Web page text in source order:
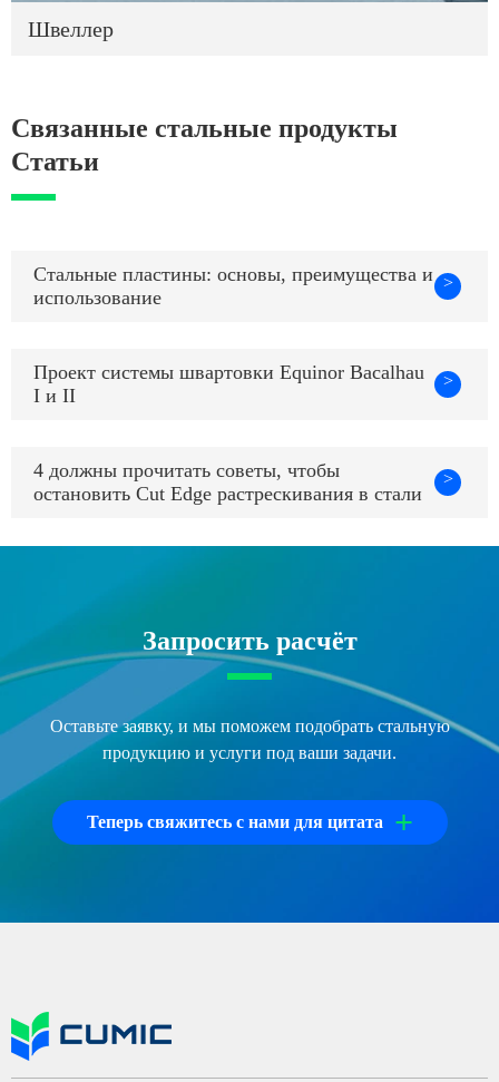
Швеллер
Связанные стальные продукты
Статьи
Стальные пластины: основы, преимущества и
использование
>
Проект системы швартовки Equinor Bacalhau
I и II
>
4 должны прочитать советы, чтобы
остановить Cut Edge растрескивания в стали
>
Запросить расчёт
Оставьте заявку, и мы поможем подобрать стальную
продукцию и услуги под ваши задачи.
Теперь свяжитесь с нами для цитата +